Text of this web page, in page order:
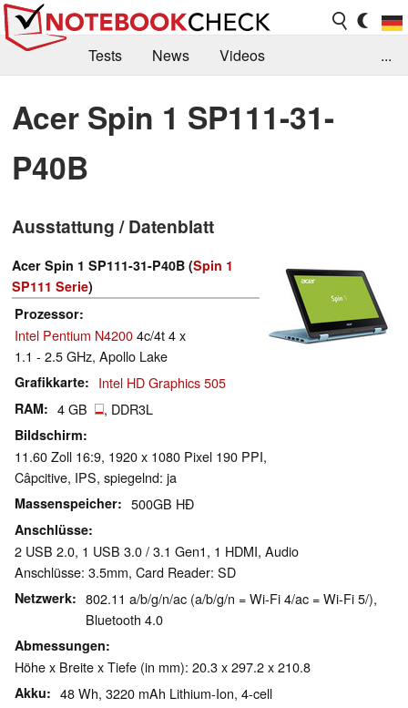
Tests News
Videos
Kaufberatung
Deals Suche
Jobs
Forum
...
Acer Spin 1 SP111-31-
P40B
Ausstattung / Datenblatt
Acer Spin 1 SP111-31-P40B (Spin 1
SP111 Serie)
Prozessor
Intel Pentium N42004c/4t 4 x
1.1 - 2.5 GHz, Apollo Lake
Grafikkarte Intel HD Graphics 505
RAM 4 GB , DDR3L
Bildschirm
11.60 Zoll 16:9, 1920 x 1080 Pixel 190 PPI,
Câpcitive, IPS, spiegelnd: ja
Massenspeicher 500GB HĐ
Anschlüsse
2 USB 2.0, 1 USB 3.0 / 3.1 Gen1, 1 HDMI, Audio
Anschlüsse: 3.5mm, Card Reader: SD
Netzwerk
802.11 a/b/g/n/ac (a/b/g/n = Wi-Fi 4/ac = Wi-Fi 5/),
Bluetooth 4.0
Abmessungen
Höhe x Breite x Tiefe (in mm): 20.3 x 297.2 x 210.8
Akku 48 Wh, 3220 mAh Lithium-Ion, 4-cell